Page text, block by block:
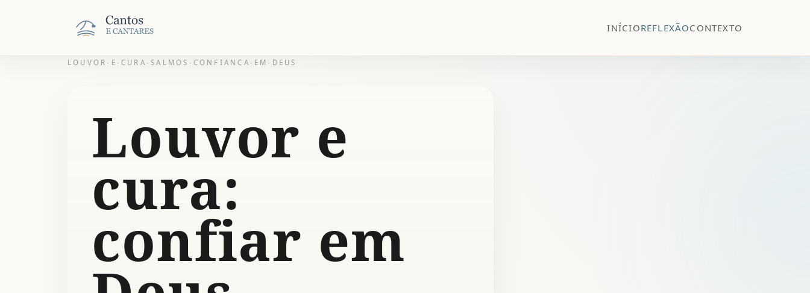
INÍCIOREFLEXÃOCONTEXTO
LOUVOR-E-CURA-SALMOS-CONFIANCA-EM-DEUS
Louvor e
cura:
confiar em